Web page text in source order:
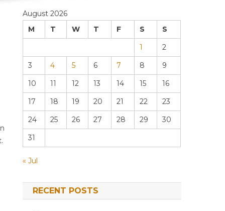
August 2026
M
T W T F S
S
1
2
3
4 5 6 7 8
9
10
11 12 13 14 15
16
17
18 19 20 21 22
23
24
25 26 27 28 29
30
31
« Jul
RECENT POSTS